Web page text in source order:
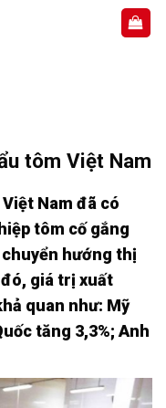
tôm Việt Nam
Nam đã có
tôm cố gắng
hướng thị
giá trị xuất
quan như: Mỹ
tăng 3,3%; Anh